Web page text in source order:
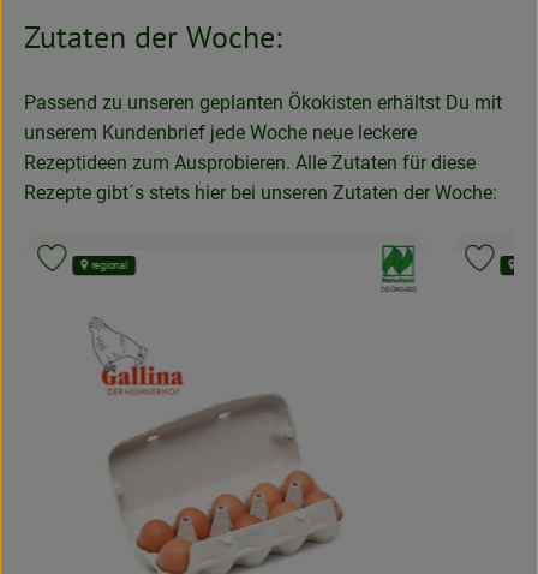
Zutaten der Woche:
Passend zu unseren geplanten Ökokisten erhältst Du mit
unserem Kundenbrief jede Woche neue leckere
Rezeptideen zum Ausprobieren. Alle Zutaten für diese
Rezepte gibt´s stets hier bei unseren Zutaten der Woche:
, Verband:
, Kontrollstelle:
APPLUS
regional
Produkt zu Favouriten hinzufügen